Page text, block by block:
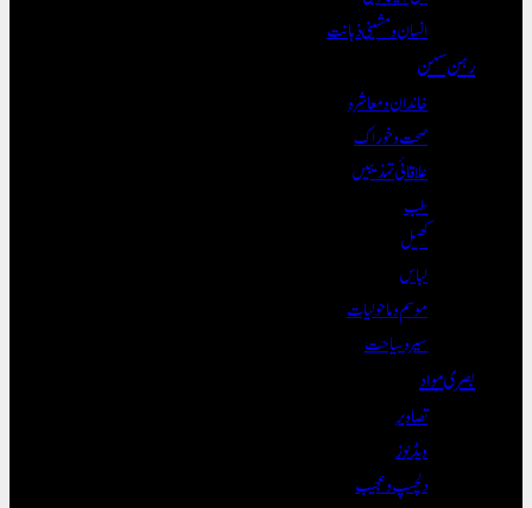
انسان و مشینی ذہانت
رہن سہن
خاندان و معاشرہ
صحت و خوراک
علاقائی تہذیبیں
طب
کھیل
لباس
موسم و ماحولیات
سیر و سیاحت
بصری مواد
تصاویر
ویڈیوز
دلچسپ و عجیب